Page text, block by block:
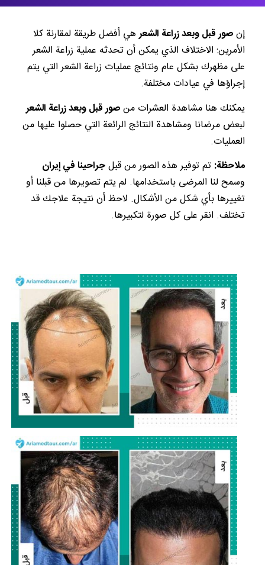
إنصور قبل وبعد زراعة الشعرهي أفضل طريقة لمقارنة كلا
الأمرين: الاختلاف الذي يمكن أن تحدثه عملية زراعة الشعر
على مظهرك بشكل عام ونتائج عمليات زراعة الشعر التي يتم
إجراؤها في عيادات مختلفة.
يمكنك هنا مشاهدة العشرات منصور قبل وبعد زراعة الشعر
لبعض مرضانا ومشاهدة النتائج الرائعة التي حصلوا عليها من
العمليات.
ملاحظة: تم توفير هذه الصور من قبلجراحينا في إيران
وسمح لنا المرضى باستخدامها. لم يتم تصويرها من قبلنا أو
تغييرها بأي شكل من الأشكال. لاحظ أن نتيجة علاجك قد
تختلف. انقر على كل صورة لتكبيرها.